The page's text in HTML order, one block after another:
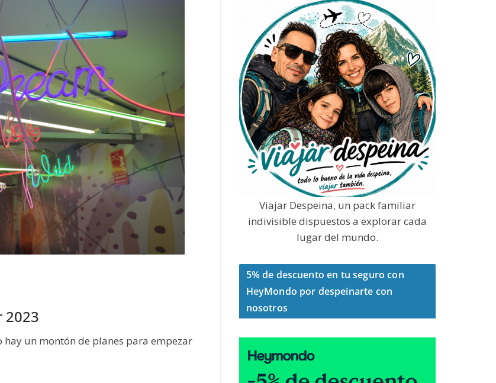
2023
un montón de planes para empezar
Viajar Despeina, un pack familiar
indivisible dispuestos a explorar cada
lugar del mundo.
5% de descuento en tu seguro con
HeyMondo por despeinarte con
nosotros